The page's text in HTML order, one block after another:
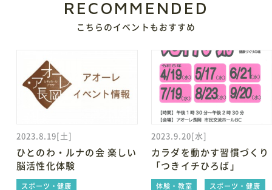
RECOMMENDED
こちらのイベントもおすすめ
2023.8.19[土]
ひとのわ・ルナの会 楽しい
脳活性化体験
スポーツ・健康
2023.9.20[水]
カラダを動かす習慣づくり
「つきイチひろば」
体験・教室 スポーツ・健康
レイアウトシミュレーター